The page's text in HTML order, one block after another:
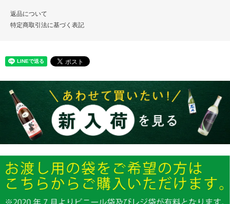
返品について
特定商取引法に基づく表記